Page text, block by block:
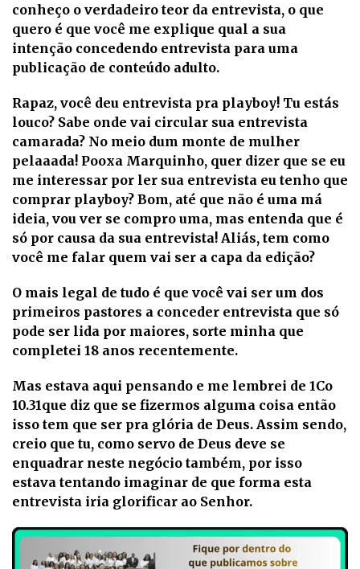
conheço o verdadeiro teor da entrevista, o que
quero é que você me explique qual a sua
intenção concedendo entrevista para uma
publicação de conteúdo adulto.
Rapaz, você deu entrevista pra playboy! Tu estás
louco? Sabe onde vai circular sua entrevista
camarada? No meio dum monte de mulher
pelaaada! Pooxa Marquinho, quer dizer que se eu
me interessar por ler sua entrevista eu tenho que
comprar playboy? Bom, até que não é uma má
ideia, vou ver se compro uma, mas entenda que é
só por causa da sua entrevista! Aliás, tem como
você me falar quem vai ser a capa da edição?
O mais legal de tudo é que você vai ser um dos
primeiros pastores a conceder entrevista que só
pode ser lida por maiores, sorte minha que
completei 18 anos recentemente.
Mas estava aqui pensando e me lembrei de 1Co
10.31que diz que se fizermos alguma coisa então
isso tem que ser pra glória de Deus. Assim sendo,
creio que tu, como servo de Deus deve se
enquadrar neste negócio também, por isso
estava tentando imaginar de que forma esta
entrevista iria glorificar ao Senhor.